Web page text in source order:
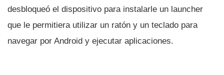
desbloqueó el dispositivo para instalarle un launcher
que le permitiera utilizar un ratón y un teclado para
navegar por Android y ejecutar aplicaciones.